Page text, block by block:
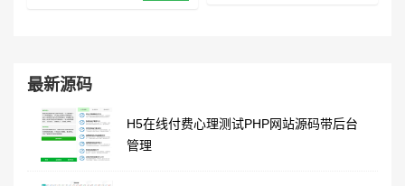
最新源码
H5在线付费心理测试PHP网站源码带后台
管理